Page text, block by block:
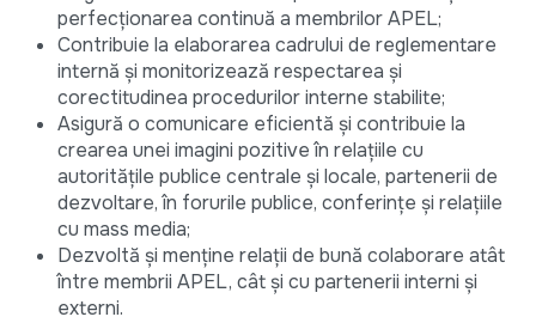
perfecționarea continuă a membrilor APEL;
Contribuie la elaborarea cadrului de reglementare
internă și monitorizează respectarea și
corectitudinea procedurilor interne stabilite;
Asigură o comunicare eficientă și contribuie la
crearea unei imagini pozitive în relațiile cu
autoritățile publice centrale și locale, partenerii de
dezvoltare, în forurile publice, conferințe și relațiile
cu mass media;
Dezvoltă și menține relații de bună colaborare atât
între membrii APEL, cât și cu partenerii interni și
externi.